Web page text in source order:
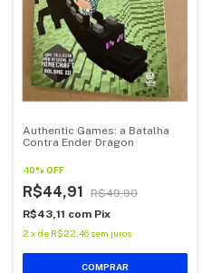
Authentic Games: a Batalha
Contra Ender Dragon
-10% OFF
R$44,91
R$49,90
R$43,11 com Pix
2 x de R$22,46 sem juros
COMPRAR